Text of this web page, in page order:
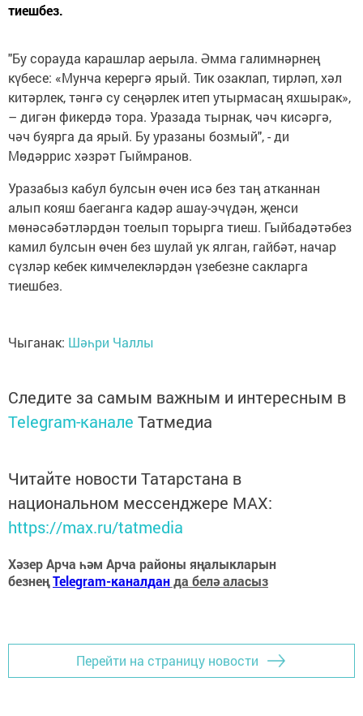
тиешбез.
"Бу сорауда карашлар аерыла. Әмма галимнәрнең
күбесе: «Мунча керергә ярый. Тик озаклап, тирләп, хәл
китәрлек, тәнгә су сеңәрлек итеп утырмасаң яхшырак»,
– дигән фикердә тора. Уразада тырнак, чәч кисәргә,
чәч буярга да ярый. Бу уразаны бозмый", - ди
Мөдәррис хәзрәт Гыймранов.
Уразабыз кабул булсын өчен исә без таң атканнан
алып кояш баеганга кадәр ашау-эчүдән, җенси
мөнәсәбәтләрдән тоелып торырга тиеш. Гыйбадәтәбез
камил булсын өчен без шулай ук ялган, гайбәт, начар
сүзләр кебек кимчелекләрдән үзебезне сакларга
тиешбез.
Чыганак: Шәһри Чаллы
Следите за самым важным и интересным в
Telegram-канале Татмедиа
Читайте новости Татарстана в
национальном мессенджере MАХ:
https://max.ru/tatmedia
Хәзер Арча һәм Арча районы яңалыкларын
безнеңTelegram-каналданда белә аласыз
Перейти на страницу новости